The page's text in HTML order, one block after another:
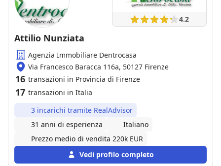
4.2
Attilio Nunziata
Agenzia Immobiliare Dentrocasa
Via Francesco Baracca 116a, 50127 Firenze
16 transazioni in Provincia di Firenze
17 transazioni in Italia
3 incarichi tramite RealAdvisor
31 anni di esperienza
Italiano
Prezzo medio di vendita 220k EUR
Vedi profilo completo